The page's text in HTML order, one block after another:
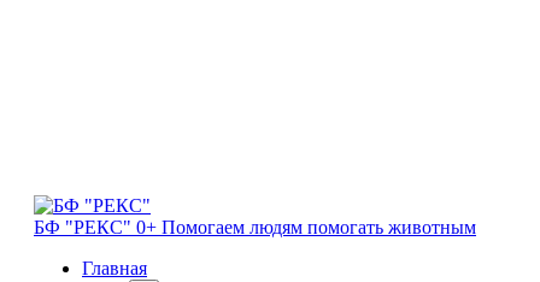
БФ "РЕКС" 0+ Помогаем людям помогать животным
Главная